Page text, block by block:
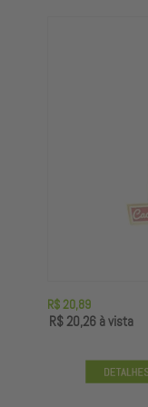
R$ 20,89
R$ 20,26à vista